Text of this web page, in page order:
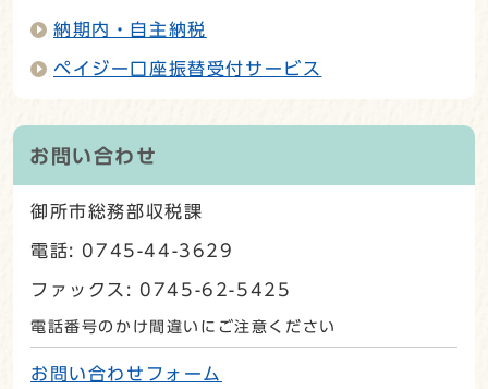
納期内・自主納税
ペイジー口座振替受付サービス
お問い合わせ
御所市総務部収税課
電話: 0745-44-3629
ファックス: 0745-62-5425
電話番号のかけ間違いにご注意ください
お問い合わせフォーム